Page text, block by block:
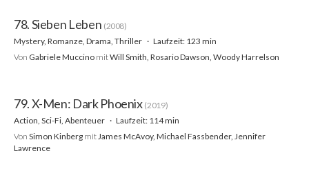
78. Sieben Leben (2008)
Mystery, Romanze, Drama, Thriller
Laufzeit: 123 min
Von Gabriele Muccino mitWill Smith, Rosario Dawson, Woody Harrelson
79. X-Men: Dark Phoenix (2019)
Action, Sci-Fi, Abenteuer
Laufzeit: 114 min
Von Simon Kinberg mit James McAvoy, Michael Fassbender, Jennifer
Lawrence